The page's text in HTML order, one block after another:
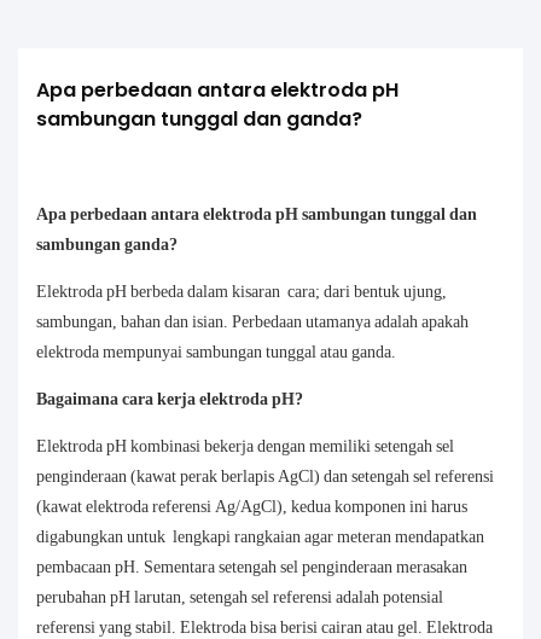
Apa perbedaan antara elektroda pH
sambungan tunggal dan ganda?
Apa perbedaan antara elektroda pH sambungan tunggal dan
sambungan ganda?
Elektroda pH berbeda dalam kisaran cara; dari bentuk ujung,
sambungan, bahan dan isian. Perbedaan utamanya adalah apakah
elektroda mempunyai sambungan tunggal atau ganda.
Bagaimana cara kerja elektroda pH?
Elektroda pH kombinasi bekerja dengan memiliki setengah sel
penginderaan (kawat perak berlapis AgCl) dan setengah sel referensi
(kawat elektroda referensi Ag/AgCl), kedua komponen ini harus
digabungkan untuk lengkapi rangkaian agar meteran mendapatkan
pembacaan pH. Sementara setengah sel penginderaan merasakan
perubahan pH larutan, setengah sel referensi adalah potensial
referensi yang stabil. Elektroda bisa berisi cairan atau gel. Elektroda